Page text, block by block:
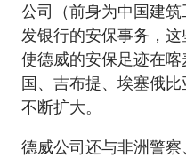
公司（前身为中国建
发银行的安保事务，这
使德威的安保足迹在
国、吉布提、埃塞俄
不断扩大。
德威公司还与非洲警